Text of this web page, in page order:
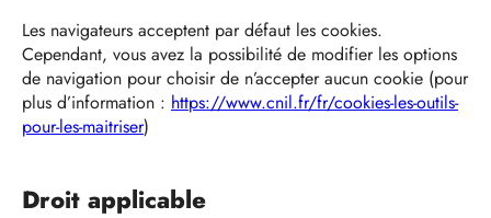
Les navigateurs acceptent par défaut les cookies.
Cependant, vous avez la possibilité de modifier les options
de navigation pour choisir de n’accepter aucun cookie (pour
plus d’information : https://www.cnil.fr/fr/cookies-les-outils-
pour-les-maitriser)
Droit applicable